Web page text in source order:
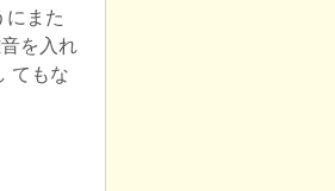
また
を入れ
てもな